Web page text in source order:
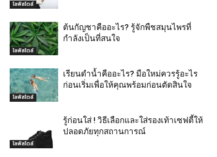
ไลฟ์สไตล์
ไลฟ์สไตล์
ต้นกัญชาคืออะไร? รู้จักพืชสมุนไพรที่
กำลังเป็นที่สนใจ
ไลฟ์สไตล์
เรียนดำน้ำคืออะไร? มือใหม่ควรรู้อะไร
ก่อนเริ่มเพื่อให้คุณพร้อมก่อนตัดสินใจ
ไลฟ์สไตล์
รู้ก่อนใส่ ! วิธีเลือกและใส่รองเท้าเซฟตี้ให้
ปลอดภัยทุกสถานการณ์